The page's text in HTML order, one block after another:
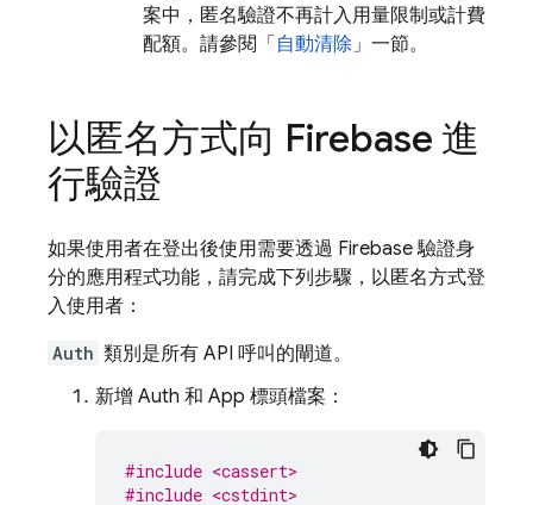
案中，匿名驗證不再計入用量限制或計費
配額。請參閱「 自動清除」一節。
以匿名方式向 Firebase 進
行驗證
如果使用者在登出後使用需要透過 Firebase 驗證身
分的應用程式功能，請完成下列步驟，以匿名方式登
入使用者：
Auth 類別是所有 API 呼叫的閘道。
新增 Auth 和 App 標頭檔案：
#include <cassert>
#include <cstdint>